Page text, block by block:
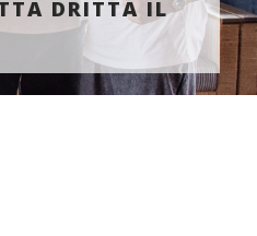
DRITTA IL